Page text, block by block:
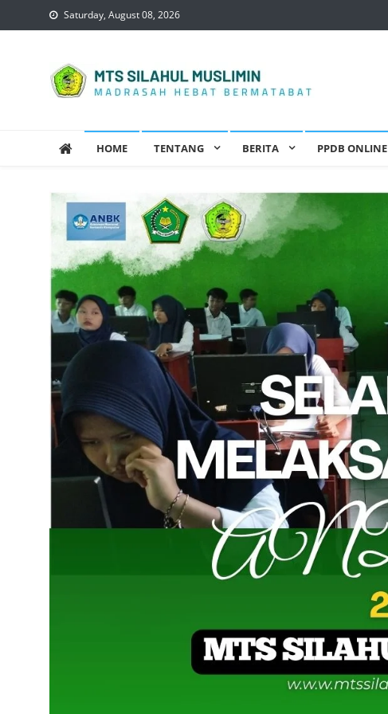
to
Saturday, August 08, 2026
HOME TENTANG BERITA PPDB ONLINE